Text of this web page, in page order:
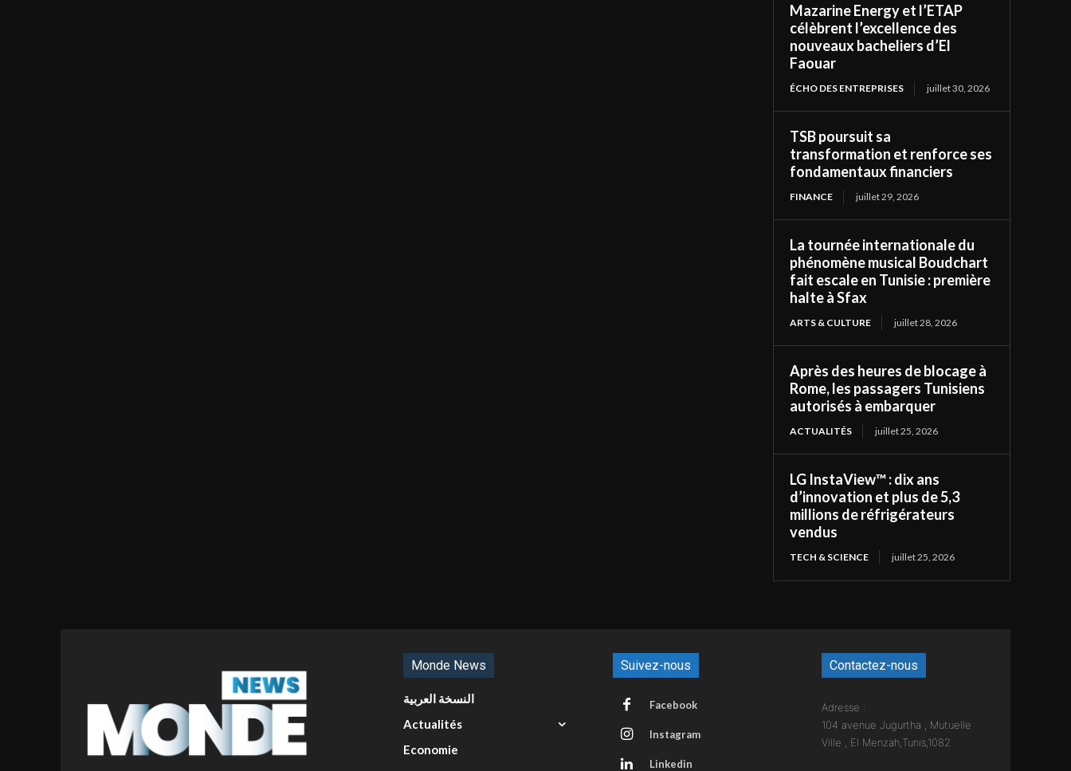
Mazarine Energy et l’ETAP
célèbrent l’excellence des
nouveaux bacheliers d’El
Faouar
ÉCHO DES ENTREPRISES juillet 30, 2026
TSB poursuit sa
transformation et renforce ses
fondamentaux financiers
FINANCE juillet 29, 2026
La tournée internationale du
phénomène musical Boudchart
fait escale en Tunisie : première
halte à Sfax
ARTS & CULTURE juillet 28, 2026
Après des heures de blocage à
Rome, les passagers Tunisiens
autorisés à embarquer
ACTUALITÉS juillet 25, 2026
LG InstaView™ : dix ans
d’innovation et plus de 5,3
millions de réfrigérateurs
vendus
TECH & SCIENCE juillet 25, 2026
Monde News
النسخة العربية
Actualités
Economie
Suivez-nous
Facebook
Instagram
Linkedin
Contactez-nous
Adresse :
104 avenue Jugurtha , Mutuelle
Ville , El Menzah,Tunis,1082